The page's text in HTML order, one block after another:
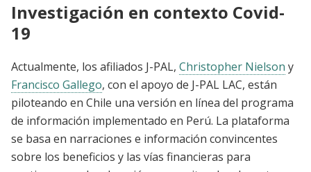
Investigación en contexto Covid-
19
Actualmente, los afiliados J-PAL, Christopher Nielson y
Francisco Gallego, con el apoyo de J-PAL LAC, están
piloteando en Chile una versión en línea del programa
de información implementado en Perú. La plataforma
se basa en narraciones e información convincentes
sobre los beneficios y las vías financieras para